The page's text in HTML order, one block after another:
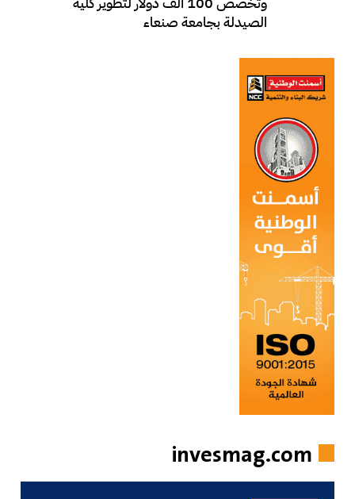
الصيدلة بجامعة صنعاء
invesmag.com